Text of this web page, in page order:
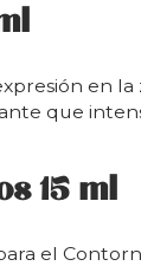
en
que
15 ml
el